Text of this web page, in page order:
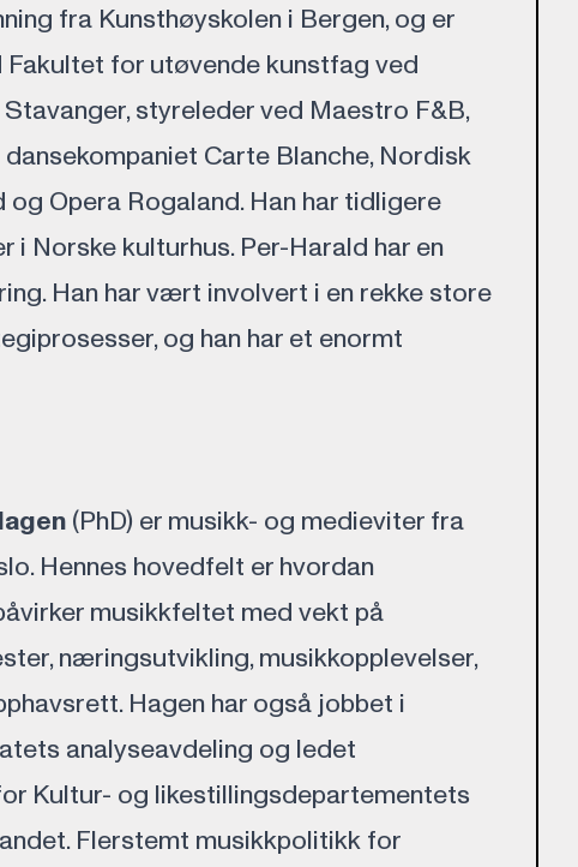
fra Kunsthøyskolen i Bergen, og er
for utøvende kunstfag ved
styreleder ved Maestro F&B,
Carte Blanche, Nordisk
og Opera Rogaland. Han har tidligere
Norske kulturhus. Per-Harald har en
Han har vært involvert i en rekke store
og han har et enormt
(PhD) er musikk- og medieviter fra
Hennes hovedfelt er hvordan
musikkfeltet med vekt på
næringsutvikling, musikkopplevelser,
Hagen har også jobbet i
analyseavdeling og ledet
Kultur- og likestillingsdepartementets
Flerstemt musikkpolitikk for